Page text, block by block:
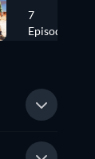
7
Episoden